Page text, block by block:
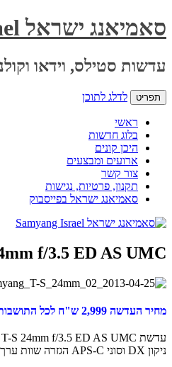
סאמיאנג ישראל Samyang Israel
עדשות סטילס, וידאו
תפריט לדלג לתוכן
ראשי
בלוג חדשות
היכן קונים
ארועים ומבצעים
צור קשר
תקנון, פרטיות, נגישות
סאמיאנג ישראל בפייסבוק
f/3.5 ED AS UMC
מחיר העדשה 2,999 ש"ח לכל התושבות, כולל מע"מ ואחריות סאמיאנג רשמית לשלוש שנים
ניקון DX וסוני APS-C הגזרה שוות ערך ל 36 מעלות.